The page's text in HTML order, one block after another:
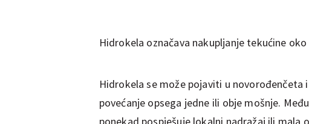
Hidrokela označava nakupljanje tekućine
Hidrokela se može pojaviti u
povećanje opsega jedne ili obje mošnje.